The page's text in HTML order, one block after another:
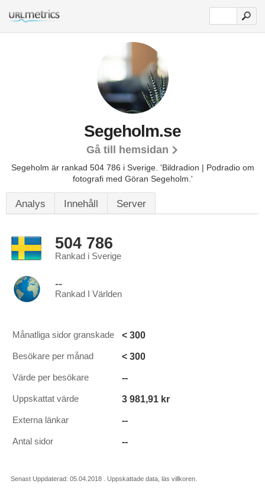
Segeholm.se
Gå till hemsidan
Segeholm är rankad 504 786 i Sverige. 'Bildradion | Podradio om
fotografi med Göran Segeholm.'
Analys Innehåll Server
504 786
Rankad i Sverige
--
Rankad I Världen
Månatliga sidor granskade < 300
Besökare per månad < 300
Värde per besökare --
Uppskattat värde 3 981,91 kr
Externa länkar --
Antal sidor --
Senast Uppdaterad: 05.04.2018 . Uppskattade data, läs villkoren.